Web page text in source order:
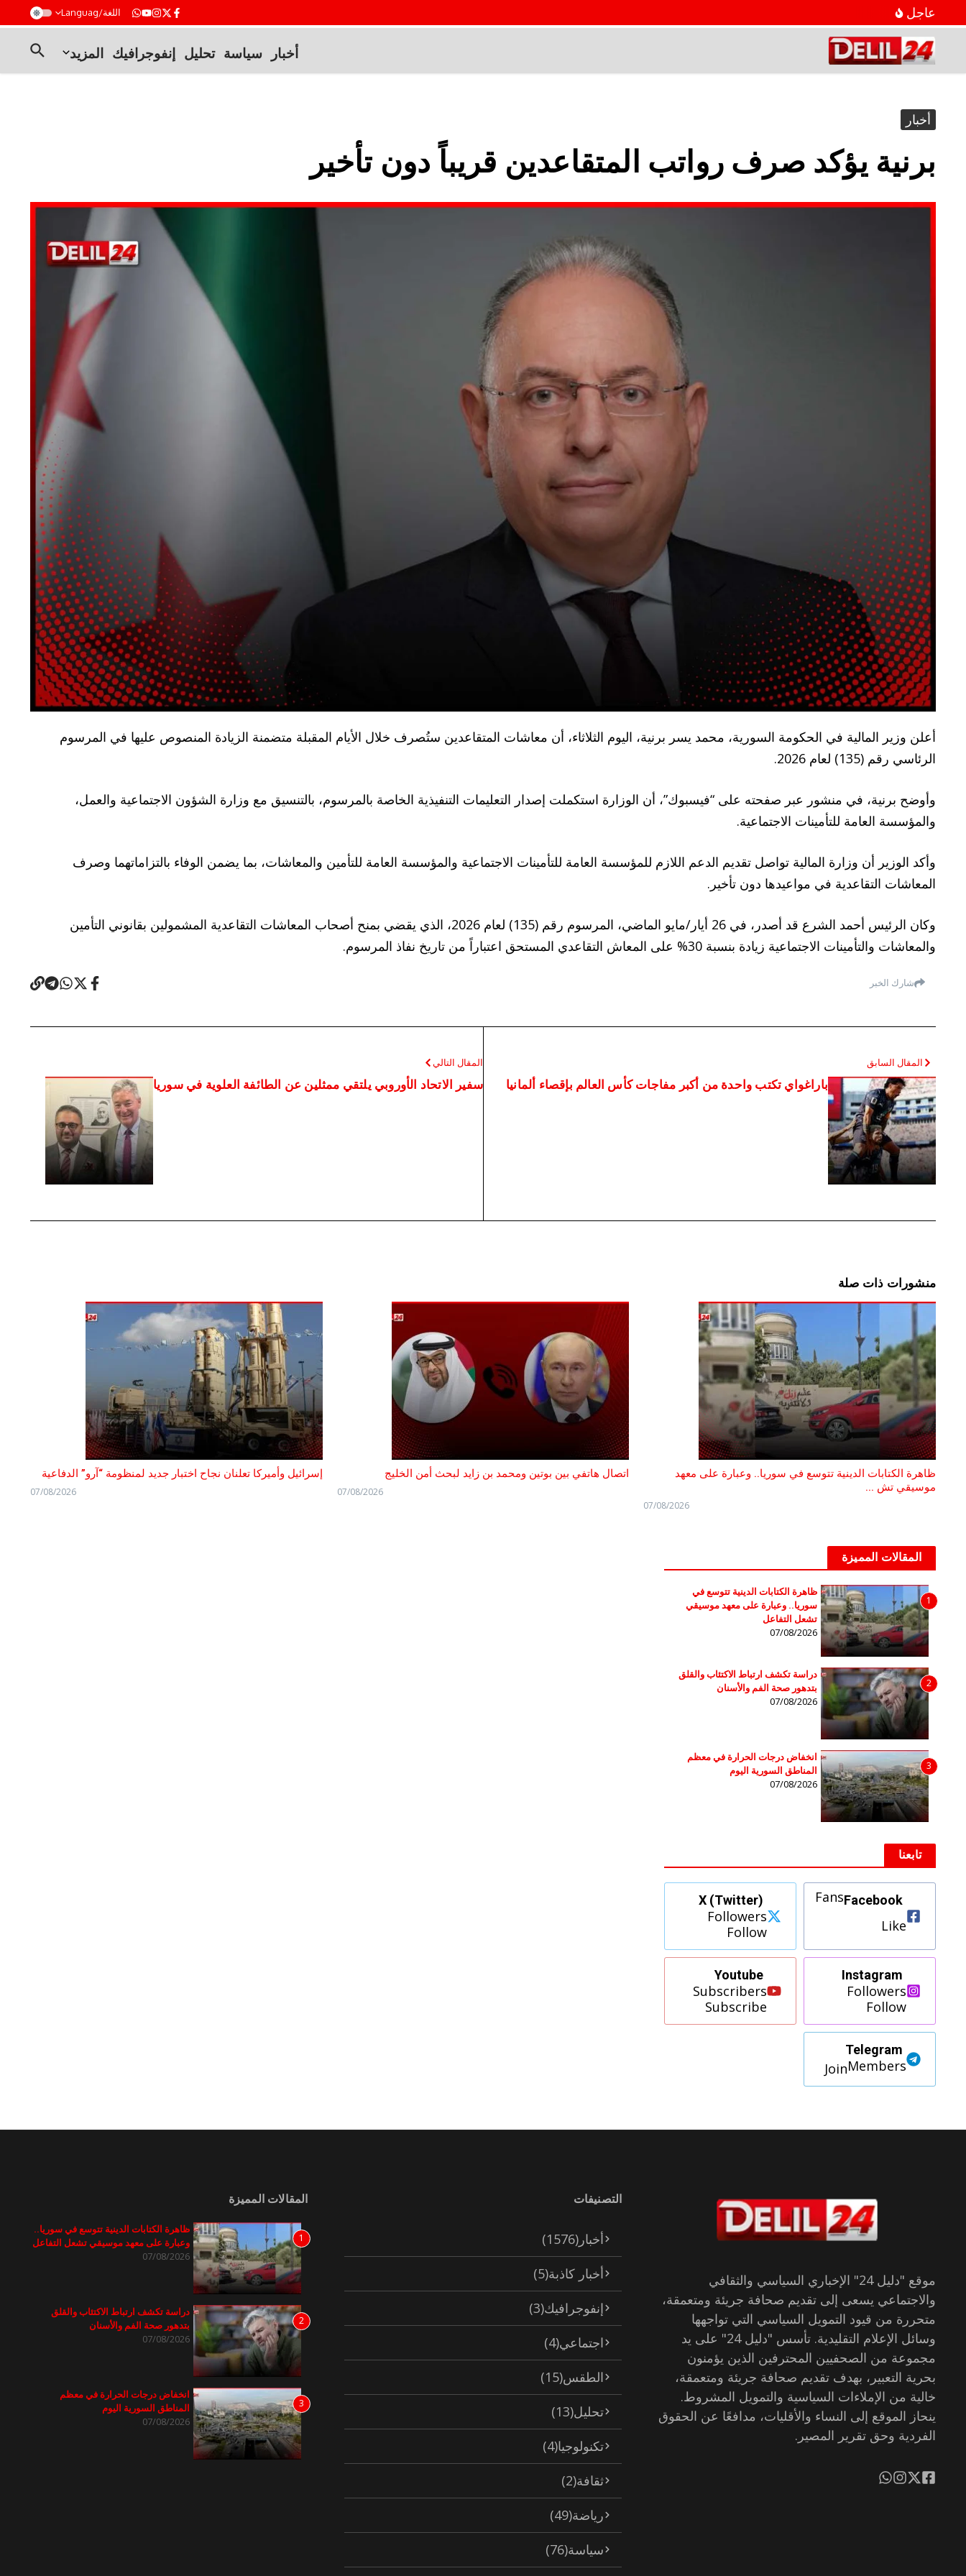
عاجل اللغة/Languag
أخبار سياسة تحليل إنفوجرافيك المزيد
أخبار
برنية يؤكد صرف رواتب المتقاعدين قريباً دون تأخير
أعلن وزير المالية في الحكومة السورية، محمد يسر برنية، اليوم الثلاثاء، أن معاشات المتقاعدين ستُصرف خلال الأيام المقبلة متضمنة الزيادة المنصوص عليها في المرسوم
الرئاسي رقم (135) لعام 2026.
وأوضح برنية، في منشور عبر صفحته على “فيسبوك”، أن الوزارة استكملت إصدار التعليمات التنفيذية الخاصة بالمرسوم، بالتنسيق مع وزارة الشؤون الاجتماعية والعمل،
والمؤسسة العامة للتأمينات الاجتماعية.
وأكد الوزير أن وزارة المالية تواصل تقديم الدعم اللازم للمؤسسة العامة للتأمينات الاجتماعية والمؤسسة العامة للتأمين والمعاشات، بما يضمن الوفاء بالتزاماتهما وصرف
المعاشات التقاعدية في مواعيدها دون تأخير.
وكان الرئيس أحمد الشرع قد أصدر، في 26 أيار/مايو الماضي، المرسوم رقم (135) لعام 2026، الذي يقضي بمنح أصحاب المعاشات التقاعدية المشمولين بقانوني التأمين
والمعاشات والتأمينات الاجتماعية زيادة بنسبة 30% على المعاش التقاعدي المستحق اعتباراً من تاريخ نفاذ المرسوم.
شارك الخبر
المقال السابق
باراغواي تكتب واحدة من أكبر مفاجات كأس العالم بإقصاء ألمانيا
المقال التالي
سفير الاتحاد الأوروبي يلتقي ممثلين عن الطائفة العلوية في سوريا
منشورات ذات صلة
ظاهرة الكتابات الدينية تتوسع في سوريا.. وعبارة على معهد
موسيقي تش ...
07/08/2026
اتصال هاتفي بين بوتين ومحمد بن زايد لبحث أمن الخليج
07/08/2026
إسرائيل وأميركا تعلنان نجاح اختبار جديد لمنظومة “آرو” الدفاعية
07/08/2026
المقالات المميزة
1
ظاهرة الكتابات الدينية تتوسع في
سوريا.. وعبارة على معهد موسيقي
تشعل التفاعل
07/08/2026
2
دراسة تكشف ارتباط الاكتئاب والقلق
بتدهور صحة الفم والأسنان
07/08/2026
3
انخفاض درجات الحرارة في معظم
المناطق السورية اليوم
07/08/2026
تابعنا
Facebook
Fans
Like
X (Twitter)
Followers
Follow
Instagram
Followers
Follow
Youtube
Subscribers
Subscribe
Telegram
Members
Join
موقع "دليل 24" الإخباري السياسي والثقافي
والاجتماعي يسعى إلى تقديم صحافة جريئة ومتعمقة،
متحررة من قيود التمويل السياسي التي تواجهها
وسائل الإعلام التقليدية. تأسس "دليل 24" على يد
مجموعة من الصحفيين المحترفين الذين يؤمنون
بحرية التعبير، بهدف تقديم صحافة جريئة ومتعمقة،
خالية من الإملاءات السياسية والتمويل المشروط.
ينحاز الموقع إلى النساء والأقليات، مدافعًا عن الحقوق
الفردية وحق تقرير المصير.
التصنيفات
أخبار (1576)
أخبار كاذبة(5)
إنفوجرافيك(3)
اجتماعي(4)
الطقس(15)
تحليل(13)
تكنولوجيا(4)
ثقافة(2)
رياضة(49)
سياسة(76)
المقالات المميزة
1
ظاهرة الكتابات الدينية تتوسع في سوريا..
وعبارة على معهد موسيقي تشعل التفاعل
07/08/2026
2
دراسة تكشف ارتباط الاكتئاب والقلق
بتدهور صحة الفم والأسنان
07/08/2026
3
انخفاض درجات الحرارة في معظم
المناطق السورية اليوم
07/08/2026